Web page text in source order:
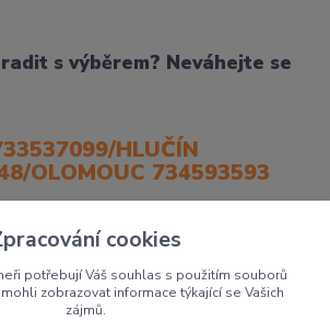
s výběrem? Neváhejte se
HLUČÍN
OLOMOUC 734593593
cookies
potřebují Váš souhlas s použitím souborů
zobrazovat informace týkající se Vašich
zájmů.